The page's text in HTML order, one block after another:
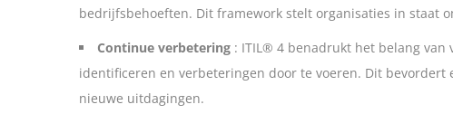
bedrijfsbehoeften. Dit framework stelt organisaties in staat
Continue verbetering : ITIL® 4 benadrukt het belang
identificeren en verbeteringen door te voeren. Dit
nieuwe uitdagingen.